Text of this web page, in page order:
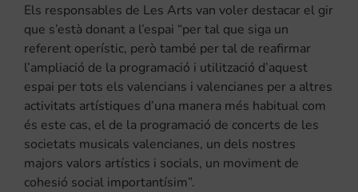
Els responsables de Les Arts van voler destacar el gir
que s’està donant a l’espai “per tal que siga un
referent operístic, però també per tal de reafirmar
l’ampliació de la programació i utilització d’aquest
espai per tots els valencians i valencianes per a altres
activitats artístiques d’una manera més habitual com
és este cas, el de la programació de concerts de les
societats musicals valencianes, un dels nostres
majors valors artístics i socials, un moviment de
cohesió social importantísim”.